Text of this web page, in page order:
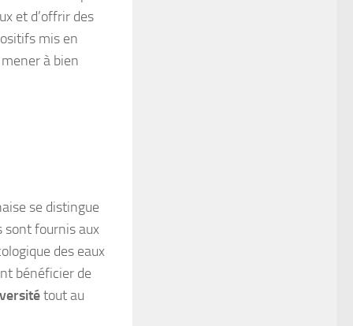
et d’offrir des
mis en
à bien
se distingue
sont fournis aux
des eaux
bénéficier de
tout au